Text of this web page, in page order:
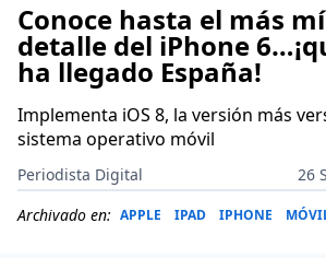
Conoce hasta el más
detalle del iPhone
ha llegado España!
Implementa iOS 8, la versión más
sistema operativo móvil
Periodista Digital
26
Archivado en: APPLE IPAD IPHONE